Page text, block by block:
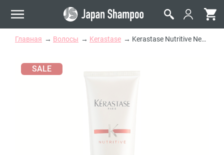
Главная Волосы Kerastase Kerastase Nutritive Nectar Thermique Термоактивный уход для защиты сухих волос во время укладки
SALE